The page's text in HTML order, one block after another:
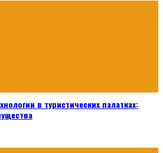
в туристических палатках: